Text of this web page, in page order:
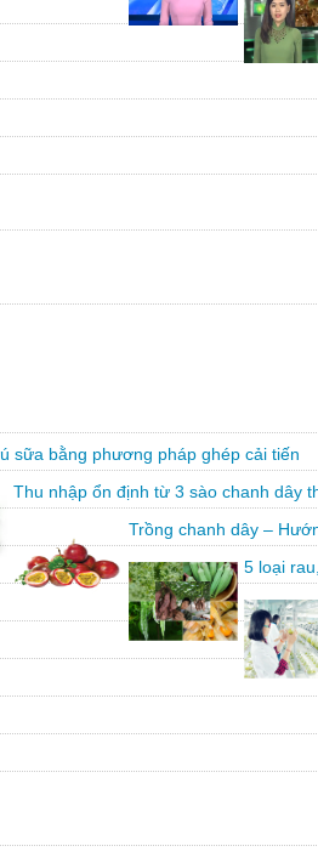
sữa bằng phương pháp ghép cải tiến
Thu nhập ổn định từ 3 sào chanh dây
Trồng chanh dây –
5 loại